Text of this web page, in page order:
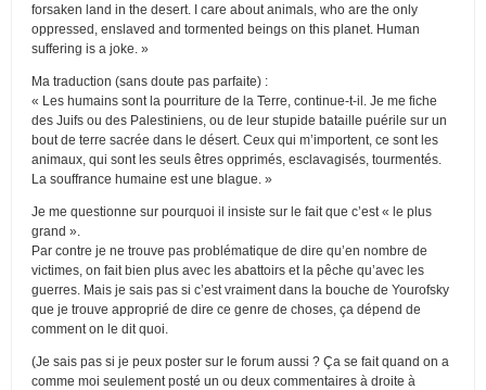
forsaken land in the desert. I care about animals, who are the only
oppressed, enslaved and tormented beings on this planet. Human
suffering is a joke. »
Ma traduction (sans doute pas parfaite) :
« Les humains sont la pourriture de la Terre, continue-t-il. Je me fiche
des Juifs ou des Palestiniens, ou de leur stupide bataille puérile sur un
bout de terre sacrée dans le désert. Ceux qui m’importent, ce sont les
animaux, qui sont les seuls êtres opprimés, esclavagisés, tourmentés.
La souffrance humaine est une blague. »
Je me questionne sur pourquoi il insiste sur le fait que c’est « le plus
grand ».
Par contre je ne trouve pas problématique de dire qu’en nombre de
victimes, on fait bien plus avec les abattoirs et la pêche qu’avec les
guerres. Mais je sais pas si c’est vraiment dans la bouche de Yourofsky
que je trouve approprié de dire ce genre de choses, ça dépend de
comment on le dit quoi.
(Je sais pas si je peux poster sur le forum aussi ? Ça se fait quand on a
comme moi seulement posté un ou deux commentaires à droite à